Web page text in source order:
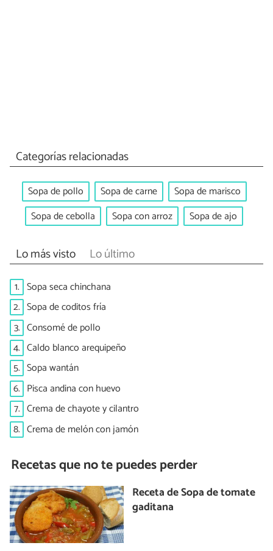
Categorías relacionadas
Sopa de pollo Sopa de carne
Sopa de marisco
Sopa de cebolla
Sopa con arroz Sopa de ajo
Lo más visto Lo último
1. Sopa seca chinchana
2. Sopa de coditos fría
3. Consomé de pollo
4. Caldo blanco arequipeño
5. Sopa wantán
6. Pisca andina con huevo
7. Crema de chayote y cilantro
8. Crema de melón con jamón
Recetas que no te puedes perder
Receta de Sopa de tomate
gaditana